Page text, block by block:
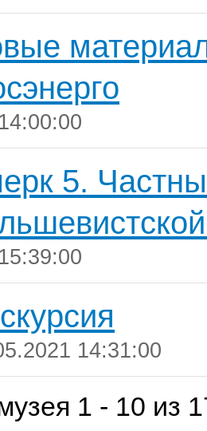
5.
14:31:00
1 - 10 из